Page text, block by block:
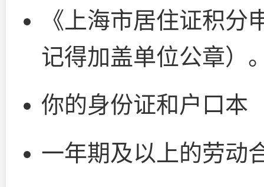
《上海市居住证积
记得加盖单位公章）
你的身份证和户口本
一年期及以上的劳动